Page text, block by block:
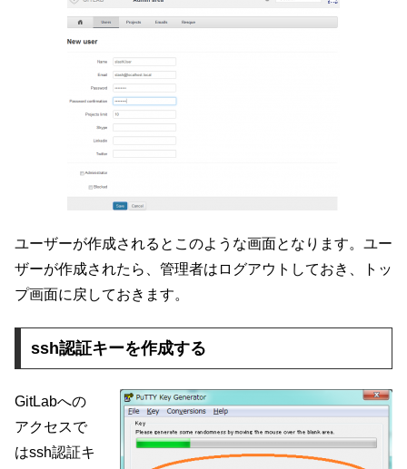
ユーザーが作成されるとこのような画面となります。ユー
ザーが作成されたら、管理者はログアウトしておき、トッ
プ画面に戻しておきます。
ssh認証キーを作成する
GitLabへの
アクセスで
はssh認証キ